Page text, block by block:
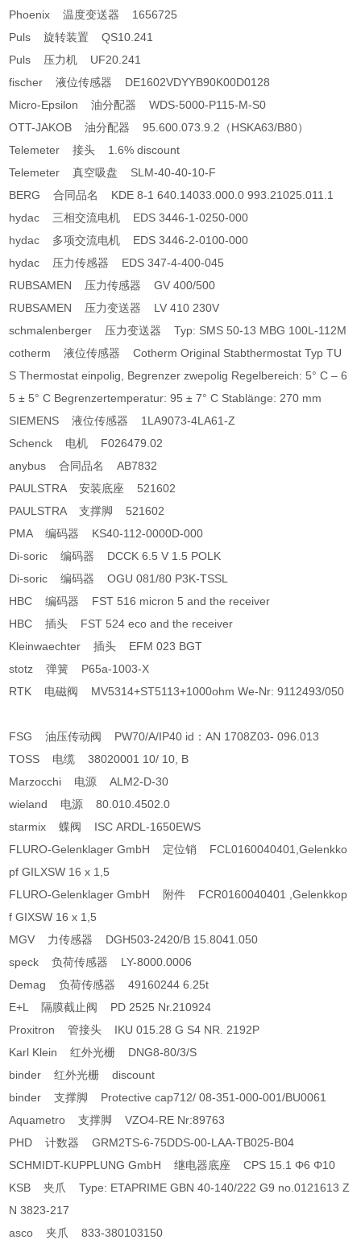
Phoenix 温度变送器 1656725
Puls 旋转装置 QS10.241
Puls 压力机 UF20.241
fischer 液位传感器 DE1602VDYYB90K00D0128
Micro-Epsilon 油分配器 WDS-5000-P115-M-S0
OTT-JAKOB 油分配器 95.600.073.9.2（HSKA63/B80）
Telemeter 接头 1.6% discount
Telemeter 真空吸盘 SLM-40-40-10-F
BERG 合同品名 KDE 8-1 640.14033.000.0 993.21025.011.1
hydac 三相交流电机 EDS 3446-1-0250-000
hydac 多项交流电机 EDS 3446-2-0100-000
hydac 压力传感器 EDS 347-4-400-045
RUBSAMEN 压力传感器 GV 400/500
RUBSAMEN 压力变送器 LV 410 230V
schmalenberger 压力变送器 Typ: SMS 50-13 MBG 100L-112M
cotherm 液位传感器 Cotherm Original Stabthermostat Typ TU
S Thermostat einpolig, Begrenzer zwepolig Regelbereich: 5° C – 6
5 ± 5° C Begrenzertemperatur: 95 ± 7° C Stablänge: 270 mm
SIEMENS 液位传感器 1LA9073-4LA61-Z
Schenck 电机 F026479.02
anybus 合同品名 AB7832
PAULSTRA 安装底座 521602
PAULSTRA 支撑脚 521602
PMA 编码器 KS40-112-0000D-000
Di-soric 编码器 DCCK 6.5 V 1.5 POLK
Di-soric 编码器 OGU 081/80 P3K-TSSL
HBC 编码器 FST 516 micron 5 and the receiver
HBC 插头 FST 524 eco and the receiver
Kleinwaechter 插头 EFM 023 BGT
stotz 弹簧 P65a-1003-X
RTK 电磁阀 MV5314+ST5113+1000ohm We-Nr: 9112493/050
FSG 油压传动阀 PW70/A/IP40 id：AN 1708Z03- 096.013
TOSS 电缆 38020001 10/ 10, B
Marzocchi 电源 ALM2-D-30
wieland 电源 80.010.4502.0
starmix 蝶阀 ISC ARDL-1650EWS
FLURO-Gelenklager GmbH 定位销 FCL0160040401,Gelenkko
pf GILXSW 16 x 1,5
FLURO-Gelenklager GmbH 附件 FCR0160040401 ,Gelenkkop
f GIXSW 16 x 1,5
MGV 力传感器 DGH503-2420/B 15.8041.050
speck 负荷传感器 LY-8000.0006
Demag 负荷传感器 49160244 6.25t
E+L 隔膜截止阀 PD 2525 Nr.210924
Proxitron 管接头 IKU 015.28 G S4 NR. 2192P
Karl Klein 红外光栅 DNG8-80/3/S
binder 红外光栅 discount
binder 支撑脚 Protective cap712/ 08-351-000-001/BU0061
Aquametro 支撑脚 VZO4-RE Nr:89763
PHD 计数器 GRM2TS-6-75DDS-00-LAA-TB025-B04
SCHMIDT-KUPPLUNG GmbH 继电器底座 CPS 15.1 Φ6 Φ10
KSB 夹爪 Type: ETAPRIME GBN 40-140/222 G9 no.0121613 Z
N 3823-217
asco 夹爪 833-380103150